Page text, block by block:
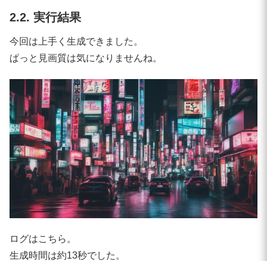
2.2. 実行結果
今回は上手く生成できました。
ぱっと見画質は気になりませんね。
ログはこちら。
生成時間は約13秒でした。